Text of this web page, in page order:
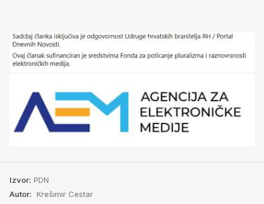
Izvor: PDN
Autor: Krešimir Cestar